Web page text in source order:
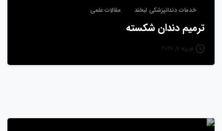
خدمات دندانپزشکی لبخند مقالات علمی
ترمیم دندان شکسته
فوریه 7, 2026